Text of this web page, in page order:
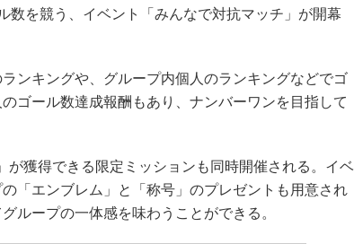
を競う、イベント「みんなで対抗マッチ」が開幕
ンキングや、グループ内個人のランキングなどでゴ
ゴール数達成報酬もあり、ナンバーワンを目指して
獲得できる限定ミッションも同時開催される。イベ
「エンブレム」と「称号」のプレゼントも用意され
ループの一体感を味わうことができる。